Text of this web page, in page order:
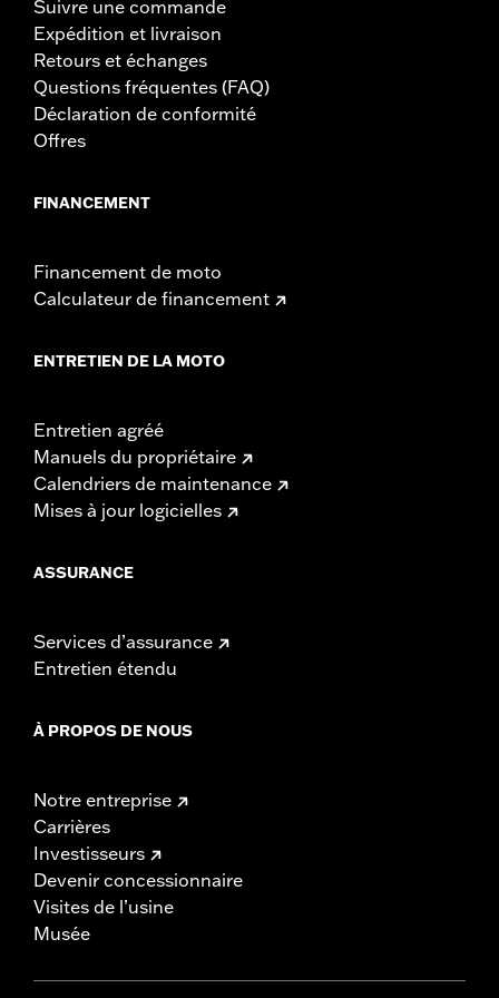
Suivre une commande
Expédition et livraison
Retours et échanges
Questions fréquentes (FAQ)
Déclaration de conformité
Offres
FINANCEMENT
Financement de moto
Calculateur de financement
ENTRETIEN DE LA MOTO
Entretien agréé
Manuels du propriétaire
Calendriers de maintenance
Mises à jour logicielles
ASSURANCE
Services d’assurance
Entretien étendu
À PROPOS DE NOUS
Notre entreprise
Carrières
Investisseurs
Devenir concessionnaire
Visites de l’usine
Musée